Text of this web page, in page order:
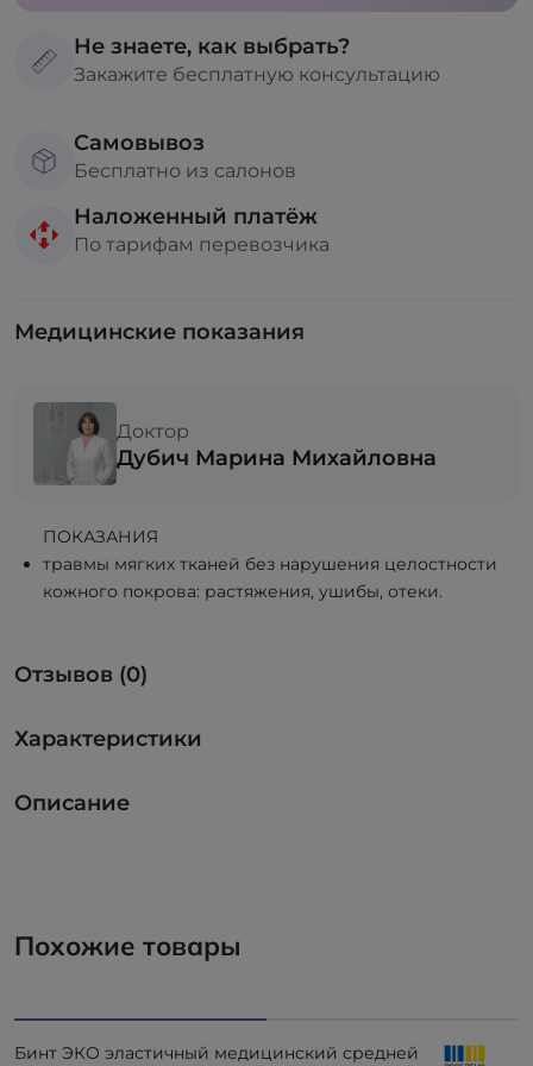
Не знаете, как выбрать?
Закажите бесплатную консультацию
Самовывоз
Бесплатно из салонов
Наложенный платёж
По тарифам перевозчика
Медицинские показания
Доктор
Дубич Марина Михайловна
ПОКАЗАНИЯ
травмы мягких тканей без нарушения целостности
кожного покрова: растяжения, ушибы, отеки.
Отзывов (0)
Характеристики
Описание
Похожие товары
Бинт ЭКО эластичный медицинский средней